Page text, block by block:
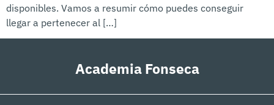
disponibles. Vamos a resumir cómo puedes conseguir
llegar a pertenecer al […]
Academia Fonseca